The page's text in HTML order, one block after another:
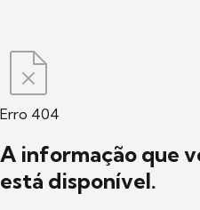
Erro 404
A informação que
está disponível.